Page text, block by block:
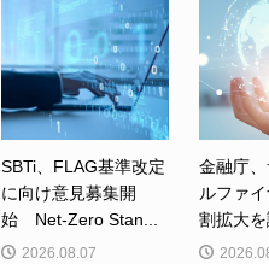
SBTi、FLAG基準改定
に向け意見募集開
始 Net-Zero Stan...
2026.08.07
金融庁
ルファ
割拡大